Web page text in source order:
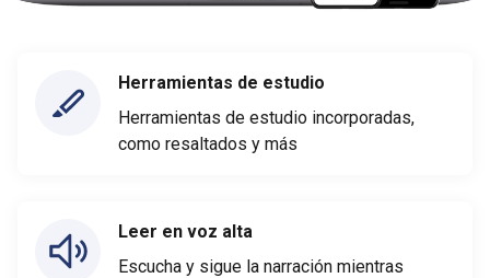
Herramientas de estudio
Herramientas de estudio incorporadas,
como resaltados y más
Leer en voz alta
Escucha y sigue la narración mientras